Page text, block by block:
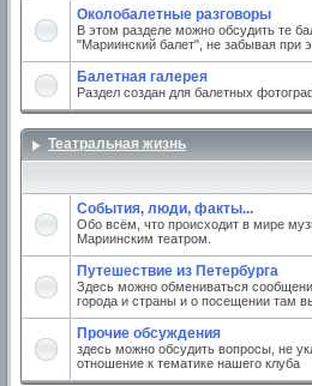
Околобалетные разговоры
В этом разделе можно обсудить те
"Мариинский балет", не забывая при
Балетная галерея
Раздел создан для балетных
Театральная жизнь
События, люди, факты...
Обо всём, что происходит в мире
Мариинским театром.
Путешествие из Петербурга
Здесь можно обмениваться
города и страны и о посещении там
Прочие обсуждения
здесь можно обсудить вопросы, не
отношение к тематике нашего клуба